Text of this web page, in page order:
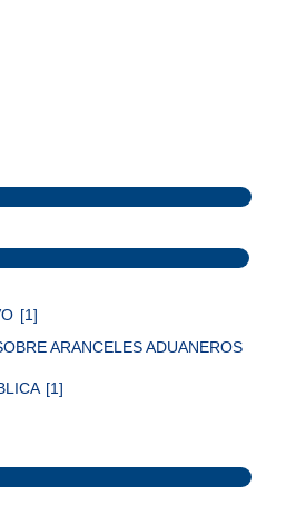
[1]
ARANCELES ADUANEROS
[1]